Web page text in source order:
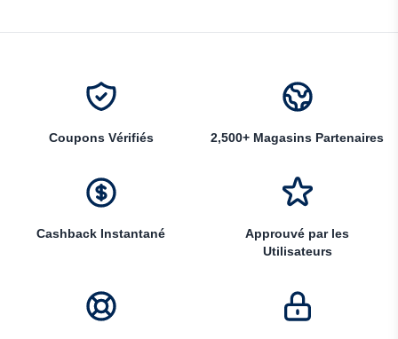
Coupons Vérifiés 2,500+ Magasins Partenaires
Cashback Instantané
Approuvé par les
Utilisateurs